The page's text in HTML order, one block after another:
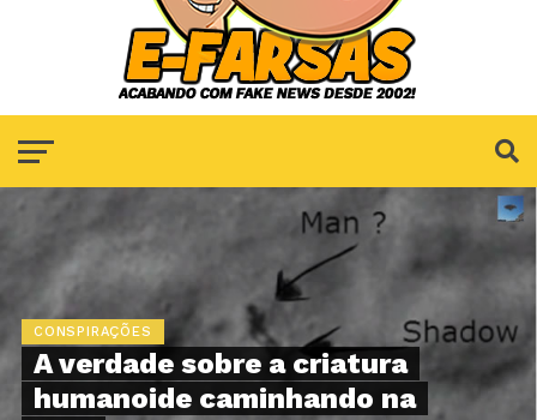
CONSPIRAÇÕES
A verdade sobre a criatura
humanoide caminhando na